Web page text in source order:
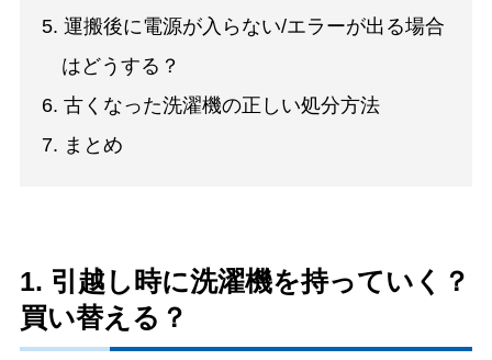
5. 運搬後に電源が入らない/エラーが出る場合
はどうする？
6. 古くなった洗濯機の正しい処分方法
7. まとめ
1. 引越し時に洗濯機を持っていく？
買い替える？